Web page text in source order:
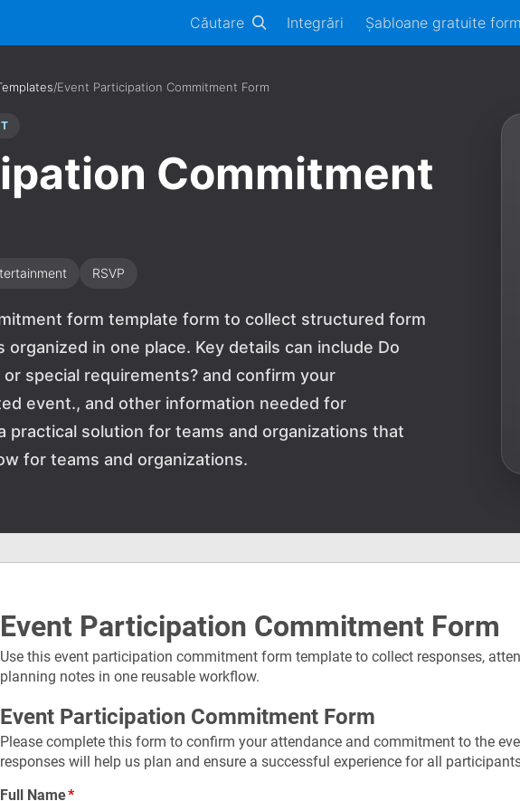
Căutare Integrări Șabloane gratuite
/Event Participation Commitment Form
Commitment
RSVP
form template form to collect structured form
in one place. Key details can include Do
special requirements? and confirm your
event., and other information needed for
practical solution for teams and organizations that
for teams and organizations.